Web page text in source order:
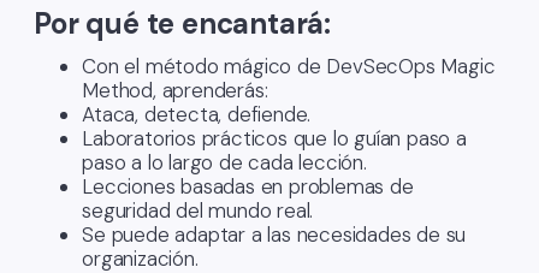
Por qué te encantará:
Con el método mágico de DevSecOps Magic
Method, aprenderás:
Ataca, detecta, defiende.
Laboratorios prácticos que lo guían paso a
paso a lo largo de cada lección.
Lecciones basadas en problemas de
seguridad del mundo real.
Se puede adaptar a las necesidades de su
organización.